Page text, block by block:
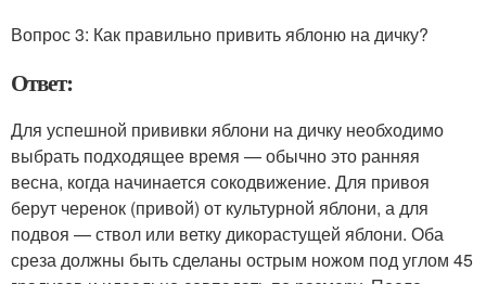
Вопрос 3: Как правильно привить яблоню на дичку?
Ответ:
Для успешной прививки яблони на дичку необходимо
выбрать подходящее время — обычно это ранняя
весна, когда начинается сокодвижение. Для привоя
берут черенок (привой) от культурной яблони, а для
подвоя — ствол или ветку дикорастущей яблони. Оба
среза должны быть сделаны острым ножом под углом 45